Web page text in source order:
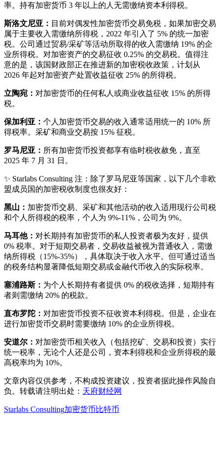
率。持有加密货币 3 年以上的人无需缴纳资本利得税。
斯洛文尼亚： 目前对偶发性加密货币交易免税，如果加密交易
属于主要收入需缴纳所得税，2022 年引入了 5% 的统一加密
税。公司通过贸易/采矿等活动所取得的收入需缴纳 19% 的企
业所得税。对加密资产的交易征收 0.25% 的交易税。值得注
意的是，该国财政部正在推进新的加密税收政策，计划从
2026 年起对加密资产处置收益征收 25% 的所得税。
立陶宛： 对加密货币的任何私人或商业收益征收 15% 的所得
税。
保加利亚： 个人加密货币交易的收入通常适用统一的 10% 所
得税率。采矿和商业交易按 15% 征税。
罗马尼亚： 所有加密货币投资都享有临时税收赦免，直至
2025 年 7 月 31 日。
✨ Starlabs Consulting 注：除了罗马尼亚等国家，以下几个非欧
盟成员国的加密税收制度也很友好：
黑山： 加密货币交易、采矿和其他活动的收入适用现行公司税
和个人所得税的税率，个人为 9%-11%，公司为 9%。
马耳他： 对长期持有加密货币的私人投资者极为友好，提供
0% 税率。对于短期交易者，交易收益被视为普通收入，需缴
纳所得税（15%-35%），具体取决于收入水平。但可通过适当
的税务结构显著降低短期交易或金融代币收入的实际税率。
塞浦路斯： 为个人长期持有者提供 0% 的税收选择，短期持有
者则需缴纳 20% 的税款。
直布罗陀： 对加密货币投资不征收资本利得税。但是，企业在
进行加密货币交易时需要缴纳 10% 的企业所得税。
安道尔： 对加密货币相关收入（包括挖矿、交易和投资）实行
统一税率，无论个人还是公司，资本利得税和企业所得税的最
高税率均为 10%。
文章内容仅供参考，不构成投资建议，投资者据此操作风险自
负。转载请注明出处： 天府财经网
Starlabs Consulting加密货币比特币